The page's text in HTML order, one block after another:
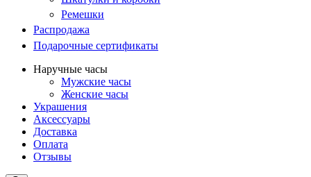
Ремешки
Распродажа
Подарочные сертификаты
Наручные часы
Мужские часы
Женские часы
Украшения
Аксессуары
Доставка
Оплата
Отзывы